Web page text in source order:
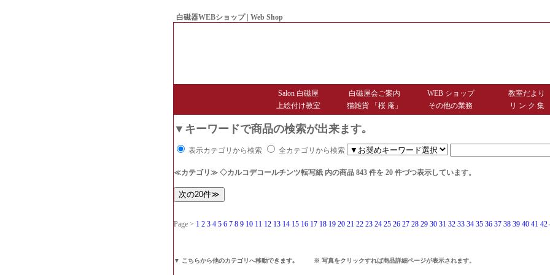
白磁器WEBショップ | Web Shop
Salon 白磁屋 白磁屋会ご案内 WEB ショップ
教室だより
上絵付け教室
猫雑貨 「桜 庵」 その他の業務 リ ン ク 集
▼キーワードで商品の検索が出来ます｡
表示カテゴリから検索 全カテゴリから検索
≪カテゴリ≫ ◇カルコデコールチンツ転写紙 内の商品 843 件を 20 件づつ表示しています。
Page > 1 2 3 4 5 6 7 8 9 10 11 12 13 14 15 16 17 18 19 20 21 22 23 24 25 26 27 28 29 30 31 32 33 34 35 36 37 38 39 40 41 42
▼ こちらから他のカテゴリへ移動できます｡ ※ 写真をクリックすれば商品詳細ページが表示されます。